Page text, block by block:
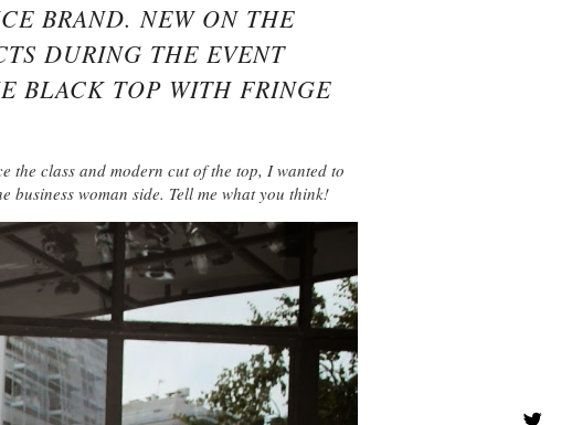
BRAND. NEW ON THE
DURING THE EVENT
BLACK TOP WITH FRINGE
the class and modern cut of the top, I wanted to
business woman side. Tell me what you think!